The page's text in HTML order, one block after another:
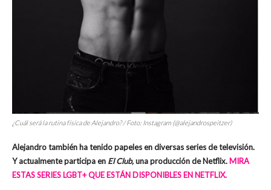
¿Cuál será la rutina física de Alejandro? / Foto: Instagram (@alejandrospeitzer)
Alejandro también ha tenido papeles en diversas series de televisión.
Y actualmente participa en El Club,una producción de Netflix. MIRA
ESTAS SERIES LGBT+ QUE ESTÁN DISPONIBLES EN NETFLIX.